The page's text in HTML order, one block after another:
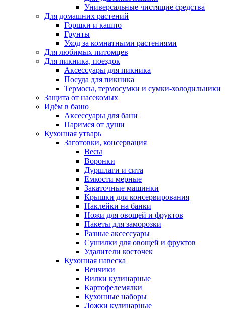
Универсальные чистящие средства
Для домашних растений
Горшки и кашпо
Грунты
Уход за комнатными растениями
Для любимых питомцев
Для пикника, поездок
Аксессуары для пикника
Посуда для пикника
Термосы, термосумки и сумки-холодильники
Защита от насекомых
Идём в баню
Аксессуары для бани
Паримся от души
Кухонная утварь
Заготовки, консервация
Весы
Воронки
Дуршлаги и сита
Емкости мерные
Закаточные машинки
Крышки для консервирования
Наклейки на банки
Ножи для овощей и фруктов
Пакеты для заморозки
Разные аксессуары
Сушилки для овощей и фруктов
Удалители косточек
Кухонная навеска
Венчики
Вилки кулинарные
Картофелемялки
Кухонные наборы
Ложки кулинарные